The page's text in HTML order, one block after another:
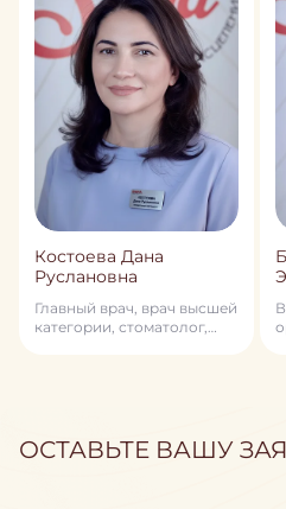
Костоева Дана
Руслановна
Главный врач, врач высшей
категории, стоматолог,
ОСТАВЬТЕ ВАШУ